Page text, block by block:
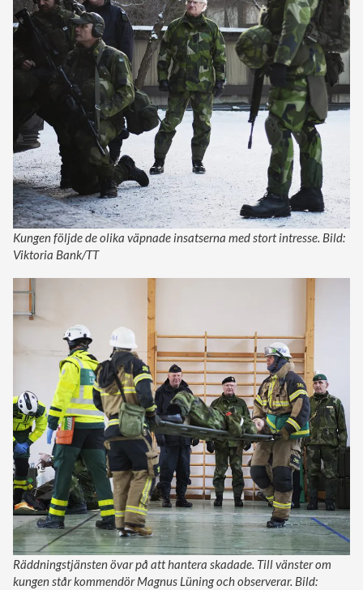
Kungen följde de olika väpnade insatserna med stort intresse. Bild:
Viktoria Bank/TT
Räddningstjänsten övar på att hantera skadade. Till vänster om
kungen står kommendör Magnus Lüning och observerar. Bild: